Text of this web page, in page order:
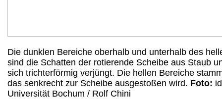
Die dunklen Bereiche oberhalb und unterhalb des
sind die Schatten der rotierende Scheibe aus Staub
sich trichterförmig verjüngt. Die hellen Bereiche
das senkrecht zur Scheibe ausgestoßen wird. Foto:
Universität Bochum / Rolf Chini